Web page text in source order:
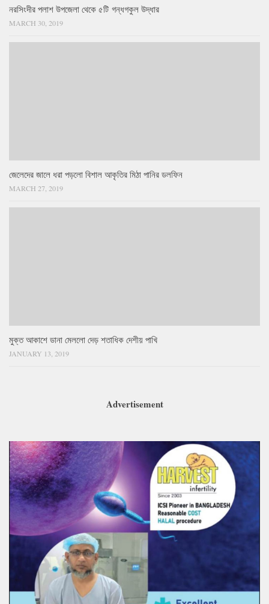
নরসিংদীর পলাশ উপজেলা থেকে ৫টি গন্ধগকুল উদ্ধার
MARCH 30, 2019
জেলেদের জালে ধরা পড়লো বিশাল আকৃতির মিঠা পানির ডলফিন
MARCH 27, 2019
মুক্ত আকাশে ডানা মেললো দেড় শতাধিক দেশীয় পাখি
JANUARY 13, 2019
Advertisement